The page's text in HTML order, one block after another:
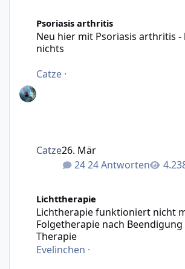
Psoriasis arthritis
Neu hier mit Psoriasis arthritis
nichts
Catze ·
24 Antworten
Catze26. Mär
Lichttherapie
Lichtherapie funktioniert nicht
Folgetherapie nach Beendigung
Therapie
Evelinchen ·